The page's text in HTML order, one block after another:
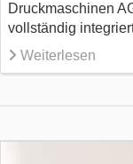
Druckmaschinen
vollständig
Weiterlesen